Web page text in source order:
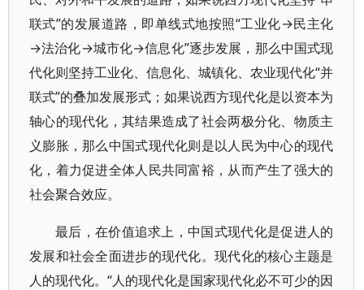
联式”的发展道路，即单线式地按照“工业化→民主化
→法治化→城市化→信息化”逐步发展，那么中国式现
代化则坚持工业化、信息化、城镇化、农业现代化“并
联式”的叠加发展形式；如果说西方现代化是以资本为
轴心的现代化，其结果造成了社会两极分化、物质主
义膨胀，那么中国式现代化则是以人民为中心的现代
化，着力促进全体人民共同富裕，从而产生了强大的
社会聚合效应。
最后，在价值追求上，中国式现代化是促进人的
发展和社会全面进步的现代化。现代化的核心主题是
人的现代化。“人的现代化是国家现代化必不可少的因